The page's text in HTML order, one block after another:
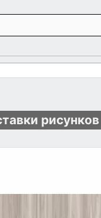
рисунков